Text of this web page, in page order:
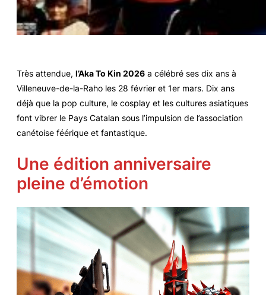
Très attendue, l’Aka To Kin 2026 a célébré ses dix ans à
Villeneuve-de-la-Raho les 28 février et 1er mars. Dix ans
déjà que la pop culture, le cosplay et les cultures asiatiques
font vibrer le Pays Catalan sous l’impulsion de l’association
canétoise féérique et fantastique.
Une édition anniversaire
pleine d’émotion